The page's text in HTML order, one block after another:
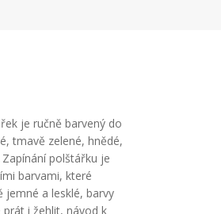
je ručně barvený do
tmavě zelené, hnědé,
polštářku je
barvami, které
jemné a lesklé, barvy
i žehlit, návod k